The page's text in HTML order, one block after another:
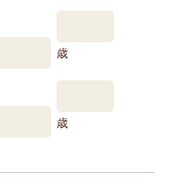
歳
歳